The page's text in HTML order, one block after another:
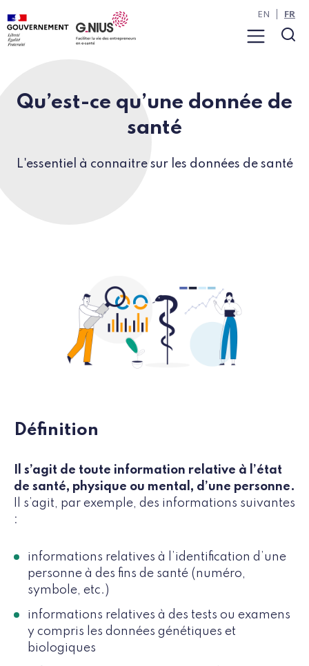
Panneau de gestion des cookies
Aller au contenu
Aller à la navigation
Menu
EN FR
Qu’est-ce qu’une donnée de
santé
L'essentiel à connaitre sur les données de santé
Définition
Il s’agit de toute information relative à l’état
de santé, physique ou mental, d’une personne.
Il s’agit, par exemple, des informations suivantes
:
informations relatives à l’identification d’une
personne à des fins de santé (numéro,
symbole, etc.)
informations relatives à des tests ou examens
y compris les données génétiques et
biologiques